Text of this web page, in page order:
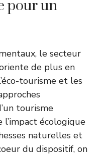
pour un
le secteur
de plus en
tourisme et les
tourisme
l’impact écologique
naturelles et
du dispositif, on